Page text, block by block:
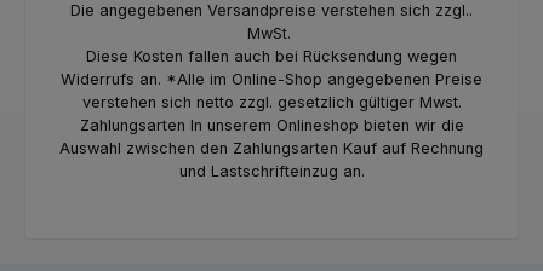
Die angegebenen Versandpreise verstehen sich zzgl..
MwSt.
Diese Kosten fallen auch bei Rücksendung wegen
Widerrufs an. *Alle im Online-Shop angegebenen Preise
verstehen sich netto zzgl. gesetzlich gültiger Mwst.
Zahlungsarten In unserem Onlineshop bieten wir die
Auswahl zwischen den Zahlungsarten Kauf auf Rechnung
und Lastschrifteinzug an.